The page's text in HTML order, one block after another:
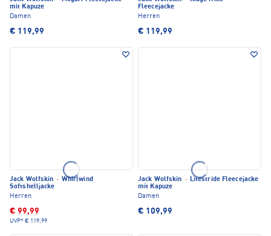
mit Kapuze
Damen
€ 119,99
Fleecejacke
Herren
€ 119,99
Jack Wolfskin · Whirlwind
Softshelljacke
Herren
€ 99,99
UVP* € 119,99
Jack Wolfskin · Litestride Fleecejacke
mit Kapuze
Damen
€ 109,99